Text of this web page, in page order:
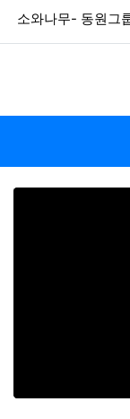
등록일
조회
소와나무- 동원그